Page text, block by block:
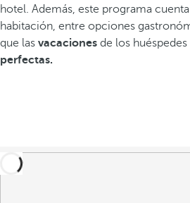
hotel. Además, este programa
habitación, entre opciones
que las vacaciones de los huéspedes
perfectas.